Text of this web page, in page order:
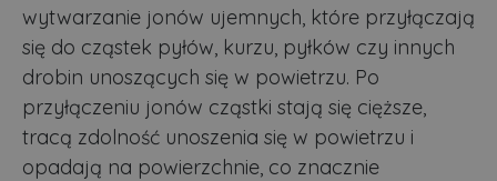
wytwarzanie jonów ujemnych, które przyłączają
się do cząstek pyłów, kurzu, pyłków czy innych
drobin unoszących się w powietrzu. Po
przyłączeniu jonów cząstki stają się cięższe,
tracą zdolność unoszenia się w powietrzu i
opadają na powierzchnie, co znacznie